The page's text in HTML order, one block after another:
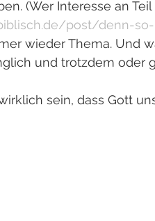
(Wer Interesse an
post/denn-
wieder Thema. Und
und trotzdem oder
sein, dass Gott